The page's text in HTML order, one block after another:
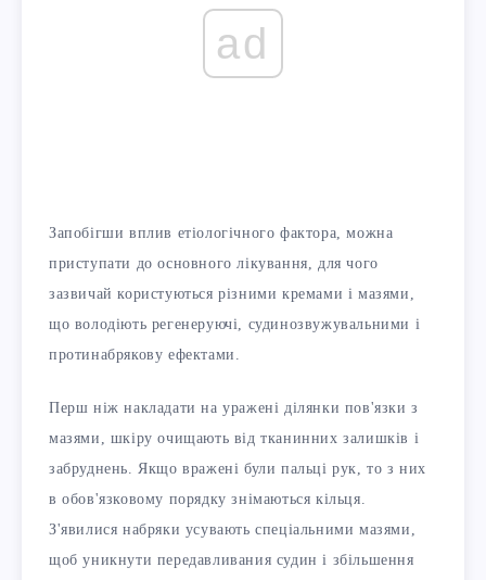
ad
Запобігши вплив етіологічного фактора, можна
приступати до основного лікування, для чого
зазвичай користуються різними кремами і мазями,
що володіють регенеруючі, судинозвужувальними і
протинабрякову ефектами.
Перш ніж накладати на уражені ділянки пов'язки з
мазями, шкіру очищають від тканинних залишків і
забруднень. Якщо вражені були пальці рук, то з них
в обов'язковому порядку знімаються кільця.
З'явилися набряки усувають спеціальними мазями,
щоб уникнути передавливания судин і збільшення